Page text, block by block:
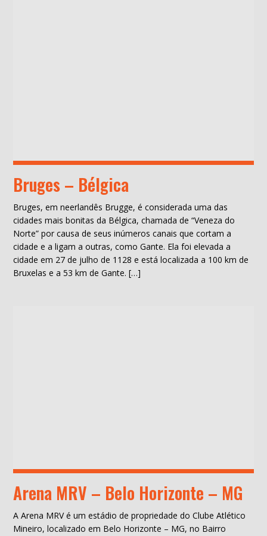
Bruges – Bélgica
Bruges, em neerlandês Brugge, é considerada uma das
cidades mais bonitas da Bélgica, chamada de “Veneza do
Norte” por causa de seus inúmeros canais que cortam a
cidade e a ligam a outras, como Gante. Ela foi elevada a
cidade em 27 de julho de 1128 e está localizada a 100 km de
Bruxelas e a 53 km de Gante. […]
Arena MRV – Belo Horizonte – MG
A Arena MRV é um estádio de propriedade do Clube Atlético
Mineiro, localizado em Belo Horizonte – MG, no Bairro